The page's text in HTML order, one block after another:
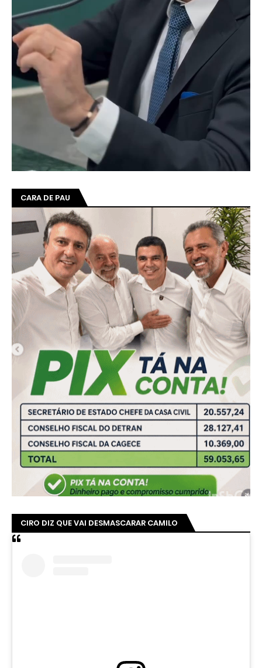
CARA DE PAU
CIRO DIZ QUE VAI DESMASCARAR CAMILO